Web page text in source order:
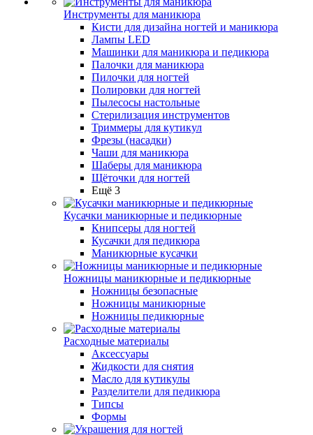
Инструменты для маникюра
Кисти для дизайна ногтей и маникюра
Лампы LED
Машинки для маникюра и педикюра
Палочки для маникюра
Пилочки для ногтей
Полировки для ногтей
Пылесосы настольные
Стерилизация инструментов
Триммеры для кутикул
Фрезы (насадки)
Чаши для маникюра
Шаберы для маникюра
Щёточки для ногтей
Ещё 3
Кусачки маникюрные и педикюрные
Книпсеры для ногтей
Кусачки для педикюра
Маникюрные кусачки
Ножницы маникюрные и педикюрные
Ножницы безопасные
Ножницы маникюрные
Ножницы педикюрные
Расходные материалы
Аксессуары
Жидкости для снятия
Масло для кутикулы
Разделители для педикюра
Типсы
Формы